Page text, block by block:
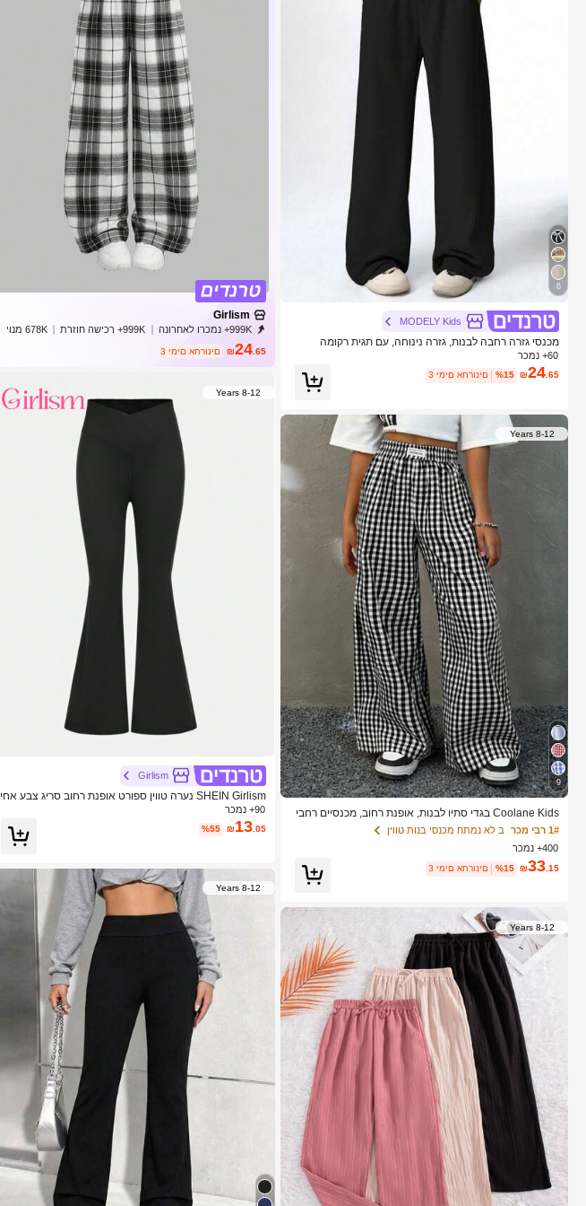
6
MODELY Kids
מכנסי גזרה רחבה לבנות, גזרה נינוחה, עם תגית רקומה
60+ נמכר
₪24 .65
%15 3 ימים אחרונים
8-12 Years
9
Coolane Kids בגדי סתיו לבנות, אופנת רחוב, מכנסיים רחבי
ם ישרים משובצים בשחור לבן, חזרה לבית הספר, נשף סיום, ב
1# רבי מכר
ב לא נמתח מכנסי בנות טווין
400+ נמכר
₪33 .15
%15 3 ימים אחרונים
8-12 Years
Girlism
999K+ נמכרו לאחרונה 999K+ רכישה חוזרת 678K מנוי
₪24.65 3 ימים אחרונים
8-12 Years
Girlism
SHEIN Girlism נערה טווין ספורט אופנת רחוב סריג צבע אחי
ד מכנסיים מתרחבים ל אביב / קיץ
90+ נמכר
₪13.05
%55
8-12 Years